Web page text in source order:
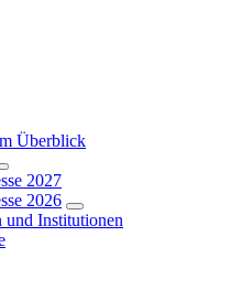
Überblick
2027
2026
und Institutionen